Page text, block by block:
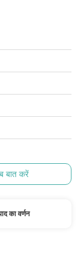
बात करें
का वर्णन